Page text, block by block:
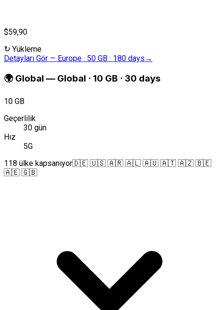
$59,90
↻ Yükleme
Detayları Gör — Europe · 50 GB · 180 days →
🌍 Global — Global · 10 GB · 30 days
10 GB
Geçerlilik
30 gün
Hız
5G
118 ülke kapsanıyor🇩🇪 🇺🇸 🇦🇷 🇦🇱 🇦🇺 🇦🇹 🇦🇿 🇧🇪
🇦🇪 🇬🇧